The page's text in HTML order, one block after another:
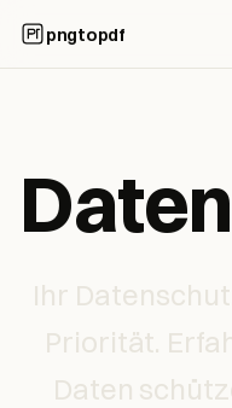
pngtopdf
Ihr
Priorität.
Daten